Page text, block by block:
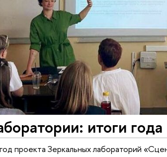
итоги
проекта Зеркальных лабораторий